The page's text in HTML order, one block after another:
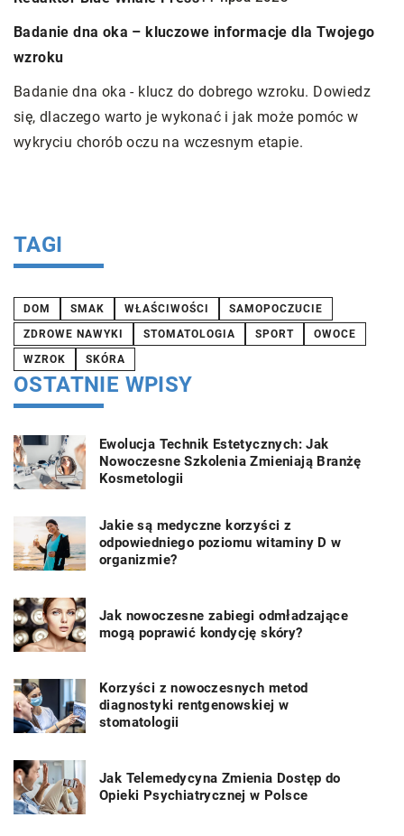
Badanie dna oka – kluczowe informacje dla Twojego
wzroku
Badanie dna oka - klucz do dobrego wzroku. Dowiedz
się, dlaczego warto je wykonać i jak może pomóc w
wykryciu chorób oczu na wczesnym etapie.
TAGI
DOM SMAK WŁAŚCIWOŚCI
SAMOPOCZUCIE
ZDROWE NAWYKI
STOMATOLOGIA SPORT
OWOCE
WZROK
SKÓRA
OSTATNIE WPISY
Ewolucja Technik Estetycznych: Jak
Nowoczesne Szkolenia Zmieniają Branżę
Kosmetologii
Jakie są medyczne korzyści z
odpowiedniego poziomu witaminy D w
organizmie?
Jak nowoczesne zabiegi odmładzające
mogą poprawić kondycję skóry?
Korzyści z nowoczesnych metod
diagnostyki rentgenowskiej w
stomatologii
Jak Telemedycyna Zmienia Dostęp do
Opieki Psychiatrycznej w Polsce